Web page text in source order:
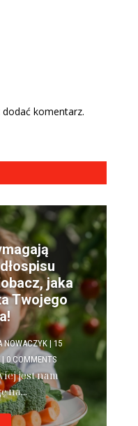
komentarz.
jaka
Twojego
NOWACZYK|15
| 0 COMMENTS
jest nam
na...